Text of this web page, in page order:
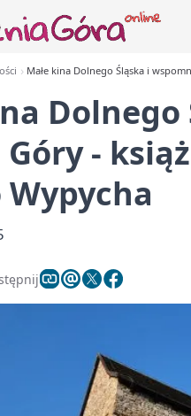
Małe kina Dolnego Śląska i
Góry -
Wypycha